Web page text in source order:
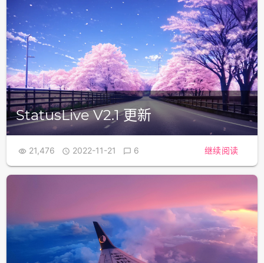
StatusLive V2.1 更新
 21,476  2022-11-21  6 继续阅读